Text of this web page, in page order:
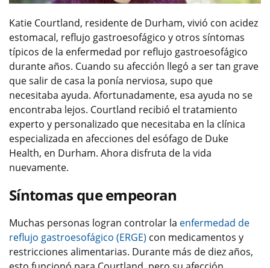
Katie Courtland, residente de Durham, vivió con acidez
estomacal, reflujo gastroesofágico y otros síntomas
típicos de la enfermedad por reflujo gastroesofágico
durante años. Cuando su afección llegó a ser tan grave
que salir de casa la ponía nerviosa, supo que
necesitaba ayuda. Afortunadamente, esa ayuda no se
encontraba lejos. Courtland recibió el tratamiento
experto y personalizado que necesitaba en la clínica
especializada en afecciones del esófago de Duke
Health, en Durham. Ahora disfruta de la vida
nuevamente.
Síntomas que empeoran
Muchas personas logran controlar la enfermedad de
reflujo gastroesofágico (ERGE) con medicamentos y
restricciones alimentarias. Durante más de diez años,